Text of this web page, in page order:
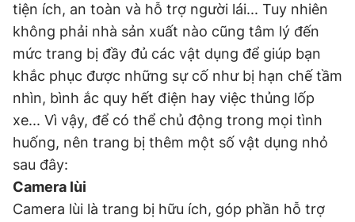
Đặt báo Quảng cáo RSS Tòa soạn Chính sách bảo
Tổng biên tập: Nguyễn Ngọc Toàn
Phó tổng biên tập thường trực: Hải Thành
Phó tổng biên tập: Lâm Hiếu Dũng
Phó tổng biên tập: Trần Việt Hưng
Tổng thư ký tòa soạn: Đức Trung
Giấy phép xuất bản số 110/GP - BTTTT cấp ngày 24.3.2020
© 2003-2026 Bản quyền thuộc về Báo Thanh Niên. Cấm sao
chép dưới mọi hình thức nếu không có sự chấp thuận bằng văn
bản. Phát triển bởi ePi Technologies, JSC.
tiện ích, an toàn và hỗ trợ người lái... Tuy nhiên
không phải nhà sản xuất nào cũng tâm lý đến
mức trang bị đầy đủ các vật dụng để giúp bạn
khắc phục được những sự cố như bị hạn chế tầm
nhìn, bình ắc quy hết điện hay việc thủng lốp
xe... Vì vậy, để có thể chủ động trong mọi tình
huống, nên trang bị thêm một số vật dụng nhỏ
sau đây:
Camera lùi
Camera lùi là trang bị hữu ích, góp phần hỗ trợ